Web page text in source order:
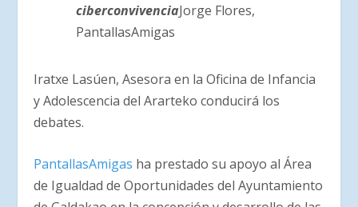
ciberconvivenciaJorge Flores,
PantallasAmigas
Iratxe Lasúen, Asesora en la Oficina de Infancia
y Adolescencia del Ararteko conducirá los
debates.
PantallasAmigas ha prestado su apoyo al Área
de Igualdad de Oportunidades del Ayuntamiento